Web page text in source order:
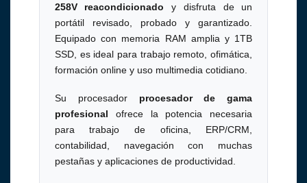
258V reacondicionado y disfruta de un
portátil revisado, probado y garantizado.
Equipado con memoria RAM amplia y 1TB
SSD, es ideal para trabajo remoto, ofimática,
formación online y uso multimedia cotidiano.
Su procesador procesador de gama
profesional ofrece la potencia necesaria
para trabajo de oficina, ERP/CRM,
contabilidad, navegación con muchas
pestañas y aplicaciones de productividad.